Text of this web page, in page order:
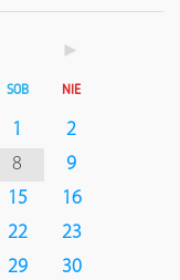
►
SOB NIE
1
2
8
9
15
16
22
23
29 30